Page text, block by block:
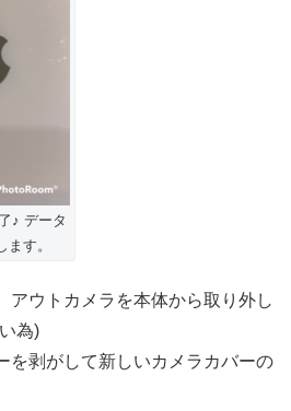
♪ データ
す。
アウトカメラを本体から取り外し
為)
を剥がして新しいカメラカバーの